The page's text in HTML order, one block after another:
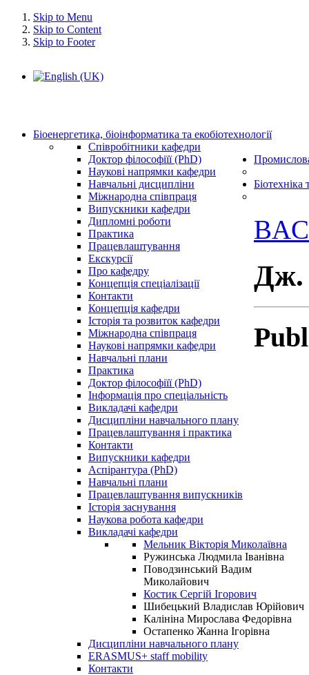
Skip to Menu
Skip to Content
Skip to Footer
Біоенергетика, біоінформатика та екобіотехнології
Співробітники кафедри
Доктор філософіїї (PhD)
Наукові напрямки кафедри
Навчальні дисципліни
Міжнародна співпраця
Випускники кафедри
Дипломні роботи
Практика
Працевлаштування
Екскурсії
Про кафедру
Концепція спеціалізації
Контакти
Концепція кафедри
Історія та розвиток кафедри
Міжнародна співпраця
Наукові напрямки кафедри
Навчальні плани
Практика
Доктор філософіїї (PhD)
Інформація про спеціальність
Викладачі кафедри
Дисципліни навчального плану
Працевлаштування і практика
Контакти
Біотехніка
Випускники кафедри
Аспірантура (PhD)
Навчальні плани
Працевлаштування випускників
Історія заснування
Наукова робота кафедри
Викладачі кафедри
Мельник Вікторія Миколаївна
Ружинська Людмила Іванівна
Поводзинський Вадим
Миколайович
Костик Сергій Ігорович
Шибецький Владислав Юрійович
Калініна Мирослава Федорівна
Остапенко Жанна Ігорівна
Дисципліни навчального плану
ERASMUS+ staff mobility
Контакти
Дж.